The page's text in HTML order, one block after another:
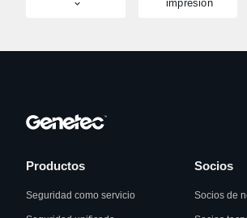
impresión
Productos
Seguridad como servicio
Socios
Socios de